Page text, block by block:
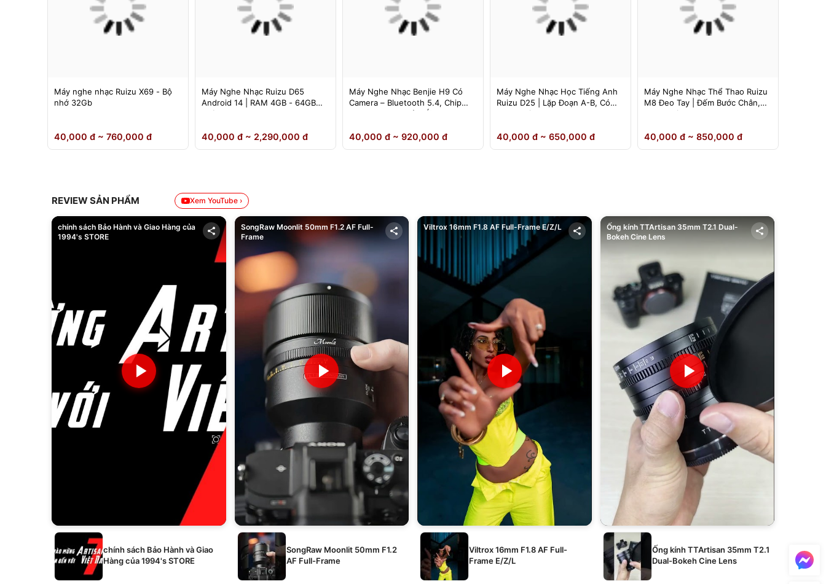
Máy nghe nhạc Ruizu X69 - Bộ
nhớ 32Gb
40,000 đ ~ 760,000 đ
Máy Nghe Nhạc Ruizu D65
Android 14 | RAM 4GB - 64GB
Chính Hãng
40,000 đ ~ 2,290,000 đ
Máy Nghe Nhạc Benjie H9 Có
Camera – Bluetooth 5.4, Chip
DSD Lossless, Cảm Ứng IPS –
40,000 đ ~ 920,000 đ
Máy Nghe Nhạc Học Tiếng Anh
Ruizu D25 | Lặp Đoạn A-B, Có
Loa Ngoài
40,000 đ ~ 650,000 đ
Máy Nghe Nhạc Thể Thao Ruizu
M8 Đeo Tay | Đếm Bước Chân,
Loa Ngoài
40,000 đ ~ 850,000 đ
REVIEW SẢN PHẨM Xem YouTube ›
chính sách Bảo Hành và Giao Hàng của
1994's STORE
chính sách Bảo Hành và Giao
Hàng của 1994's STORE
SongRaw Moonlit 50mm F1.2 AF Full-
Frame
SongRaw Moonlit 50mm F1.2
AF Full-Frame
Viltrox 16mm F1.8 AF Full-Frame E/Z/L
Viltrox 16mm F1.8 AF Full-
Frame E/Z/L
Ống kính TTArtisan 35mm T2.1 Dual-
Bokeh Cine Lens
Ống kính TTArtisan 35mm T2.1
Dual-Bokeh Cine Lens